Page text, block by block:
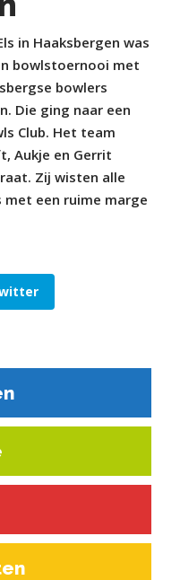
in Haaksbergen was
bowlstoernooi met
bowlers
Die ging naar een
Club. Het team
Aukje en Gerrit
Zij wisten alle
met een ruime marge